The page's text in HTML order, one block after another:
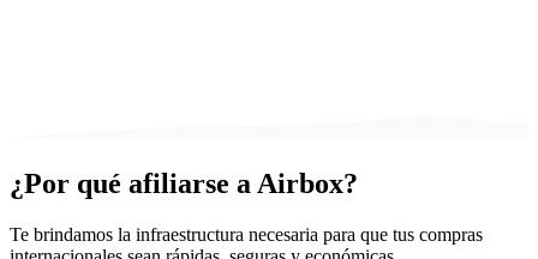
¿Por qué afiliarse a Airbox?
Te brindamos la infraestructura necesaria para que tus compras